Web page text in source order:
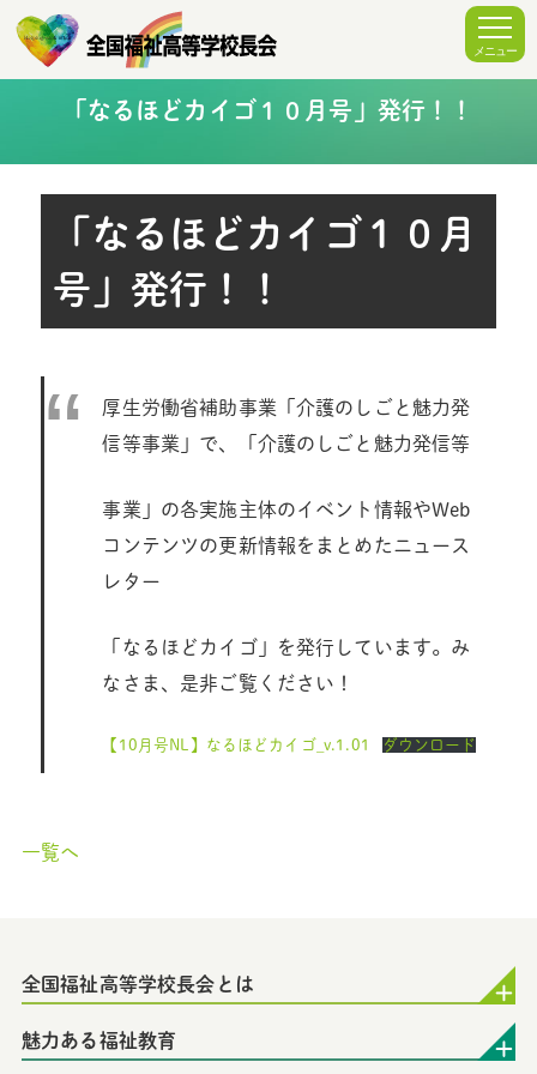
「なるほどカイゴ１０月号」発行！！
「なるほどカイゴ１０月
号」発行！！
厚生労働省補助事業「介護のしごと魅力発
信等事業」で、「介護のしごと魅力発信等
事業」の各実施主体のイベント情報やWeb
コンテンツの更新情報をまとめたニュース
レター
「なるほどカイゴ」を発行しています。み
なさま、是非ご覧ください！
【10月号NL】なるほどカイゴ_v.1.01 ダウンロード
一覧へ
全国福祉高等学校長会とは
魅力ある福祉教育